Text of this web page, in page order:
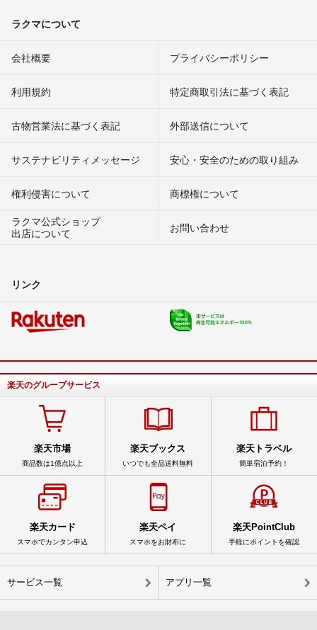
ラクマについて
会社概要 プライバシーポリシー
利用規約 特定商取引法に基づく表記
古物営業法に基づく表記 外部送信について
サステナビリティメッセージ 安心・安全のための取り組み
権利侵害について
商標権について
ラクマ公式ショップ
出店について
お問い合わせ
リンク
楽天のグループサービス
楽天市場
商品数は1億点以上
楽天ブックス
いつでも全品送料無料
楽天トラベル
簡単宿泊予約！
楽天カード
スマホでカンタン申込
楽天ペイ
スマホをお財布に
楽天PointClub
手軽にポイントを確認
サービス一覧 アプリ一覧